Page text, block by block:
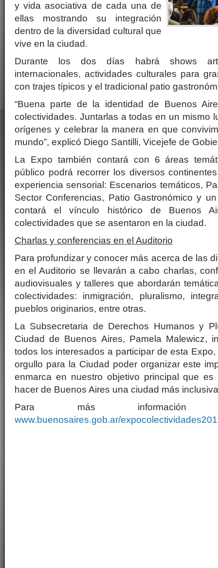
y vida asociativa de cada una de
ellas mostrando su integración
dentro de la diversidad cultural que
vive en la ciudad.
Durante los dos días habrá shows
internacionales, actividades culturales para
con trajes típicos y el tradicional patio
“Buena parte de la identidad de Buenos
colectividades. Juntarlas a todas en un mismo
orígenes y celebrar la manera en que
mundo”, explicó Diego Santilli, Vicejefe de
La Expo también contará con 6 áreas
público podrá recorrer los diversos
experiencia sensorial: Escenarios temáticos,
Sector Conferencias, Patio Gastronómico y
contará el vínculo histórico de Buenos
colectividades que se asentaron en la ciudad.
Charlas y conferencias en el Auditorio
Para profundizar y conocer más acerca de las
en el Auditorio se llevarán a cabo charlas,
audiovisuales y talleres que abordarán
colectividades: inmigración, pluralismo,
pueblos originarios, entre otras.
La Subsecretaria de Derechos Humanos y
Ciudad de Buenos Aires, Pamela Malewicz,
todos los interesados a participar de esta
orgullo para la Ciudad poder organizar este
enmarca en nuestro objetivo principal que es
hacer de Buenos Aires una ciudad más
Para más información
www.buenosaires.gob.ar/